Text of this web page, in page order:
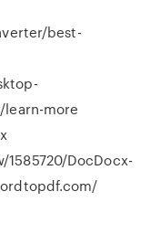
best-
more
DocDocx-